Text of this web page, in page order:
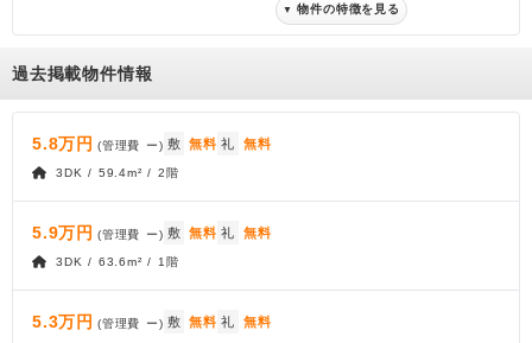
▼ 物件の特徴を見る
過去掲載物件情報
5.8万円 (管理費 ー) 敷 無料 礼 無料
3DK / 59.4m² / 2階
5.9万円 (管理費 ー) 敷 無料 礼 無料
3DK / 63.6m² / 1階
5.3万円 (管理費 ー) 敷 無料 礼 無料